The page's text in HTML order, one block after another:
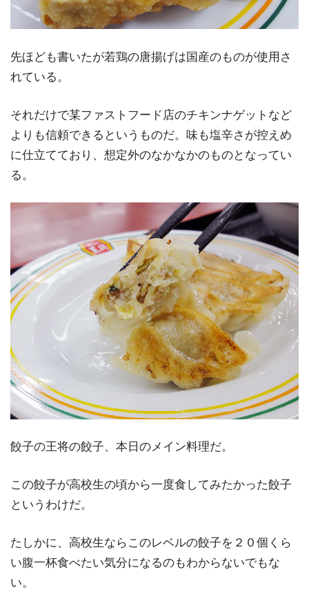
先ほども書いたが若鶏の唐揚げは国産のものが使用さ
れている。
それだけで某ファストフード店のチキンナゲットなど
よりも信頼できるというものだ。味も塩辛さが控えめ
に仕立てており、想定外のなかなかのものとなってい
る。
餃子の王将の餃子、本日のメイン料理だ。
この餃子が高校生の頃から一度食してみたかった餃子
というわけだ。
たしかに、高校生ならこのレベルの餃子を２０個くら
い腹一杯食べたい気分になるのもわからないでもな
い。